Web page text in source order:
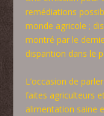
remédiations
monde agricole ;
montré par le
disparition dans le
L’occasion de
faites agriculteurs
alimentation saine